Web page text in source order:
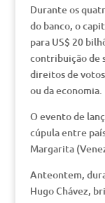
Durante os
do banco, o
para US$ 20
contribuição de
direitos de
ou da economia.
O evento de
cúpula entre
Margarita
Anteontem,
Hugo Chávez,